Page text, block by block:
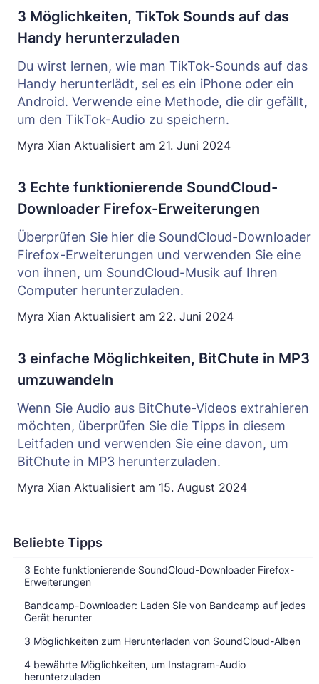
Beliebte Tipps
3 Echte funktionierende SoundCloud-Downloader Firefox-
Erweiterungen
Bandcamp-Downloader: Laden Sie von Bandcamp auf jedes
Gerät herunter
3 Möglichkeiten zum Herunterladen von SoundCloud-Alben
4 bewährte Möglichkeiten, um Instagram-Audio
herunterzuladen
3 Möglichkeiten, TikTok Sounds auf das
Handy herunterzuladen
Du wirst lernen, wie man TikTok-Sounds auf das
Handy herunterlädt, sei es ein iPhone oder ein
Android. Verwende eine Methode, die dir gefällt,
um den TikTok-Audio zu speichern.
Myra Xian Aktualisiert am 21. Juni 2024
3 Echte funktionierende SoundCloud-
Downloader Firefox-Erweiterungen
Überprüfen Sie hier die SoundCloud-Downloader
Firefox-Erweiterungen und verwenden Sie eine
von ihnen, um SoundCloud-Musik auf Ihren
Computer herunterzuladen.
Myra Xian Aktualisiert am 22. Juni 2024
3 einfache Möglichkeiten, BitChute in MP3
umzuwandeln
Wenn Sie Audio aus BitChute-Videos extrahieren
möchten, überprüfen Sie die Tipps in diesem
Leitfaden und verwenden Sie eine davon, um
BitChute in MP3 herunterzuladen.
Myra Xian Aktualisiert am 15. August 2024